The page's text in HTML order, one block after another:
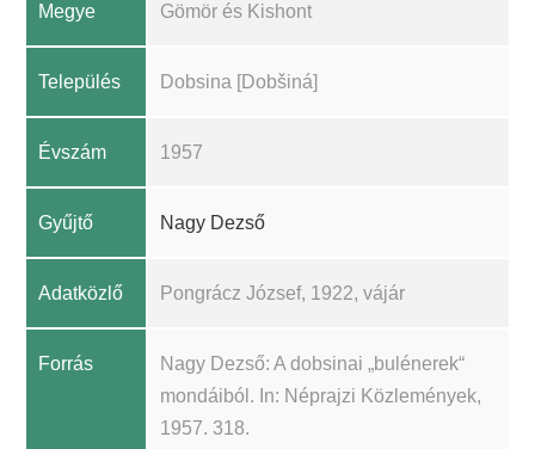
Megye Gömör és Kishont
Település Dobsina [Dobšiná]
Évszám 1957
Gyűjtő Nagy Dezső
Adatközlő Pongrácz József, 1922, vájár
Forrás
Nagy Dezső: A dobsinai „bulénerek“
mondáiból. In: Néprajzi Közlemények,
1957. 318.